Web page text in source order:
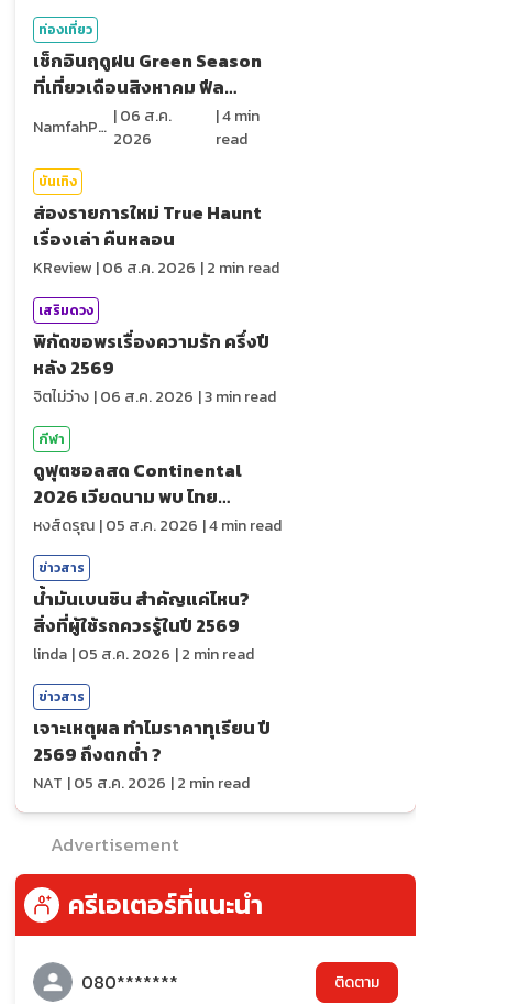
ท่องเที่ยว
เช็กอินฤดูฝน Green Season
ที่เที่ยวเดือนสิงหาคม ฟีล
NamfahPhupha |06 ส.ค.
2026
|4min
read
บันเทิง
ส่องรายการใหม่ True Haunt
เรื่องเล่า คืนหลอน
KReview |06 ส.ค. 2026 |2 min read
เสริมดวง
พิกัดขอพรเรื่องความรัก ครึ่งปี
หลัง 2569
จิตไม่ว่าง |06 ส.ค. 2026 |3min read
กีฬา
ดูฟุตซอลสด Continental
2026 เวียดนาม พบ ไทย
ถ่ายทอดสดกีฬา
หงส์ดรุณ |05 ส.ค. 2026 |4min read
ข่าวสาร
น้ำมันเบนซิน สำคัญแค่ไหน?
สิ่งที่ผู้ใช้รถควรรู้ในปี 2569
linda |05 ส.ค. 2026 |2 min read
ข่าวสาร
เจาะเหตุผล ทำไมราคาทุเรียน ปี
2569 ถึงตกต่ำ ?
NAT |05 ส.ค. 2026 |2 min read
Advertisement
ครีเอเตอร์ที่แนะนำ
080******* ติดตาม